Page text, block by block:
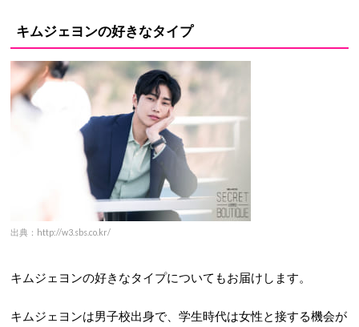
キムジェヨンの好きなタイプ
出典：http://w3.sbs.co.kr/
キムジェヨンの好きなタイプについてもお届けします。
キムジェヨンは男子校出身で、学生時代は女性と接する機会が